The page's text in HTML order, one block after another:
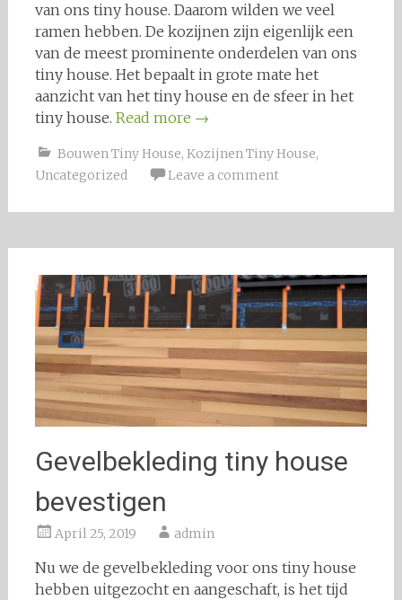
van ons tiny house. Daarom wilden we veel
ramen hebben. De kozijnen zijn eigenlijk een
van de meest prominente onderdelen van ons
tiny house. Het bepaalt in grote mate het
aanzicht van het tiny house en de sfeer in het
tiny house. Read more →
Bouwen Tiny House, Kozijnen Tiny House,
Uncategorized
Leave a comment
Gevelbekleding tiny house
bevestigen
April 25, 2019 admin
Nu we de gevelbekleding voor ons tiny house
hebben uitgezocht en aangeschaft, is het tijd